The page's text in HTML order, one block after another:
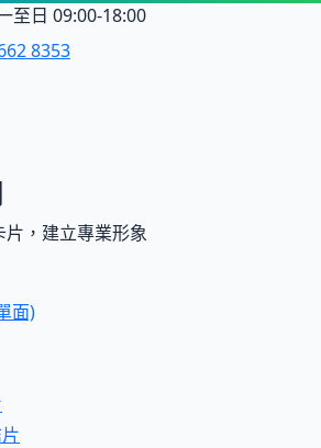
至日 09:00-18:00
8353
，建立專業形象
面)